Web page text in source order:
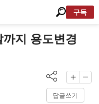
구독
지 용도변경
답글쓰기